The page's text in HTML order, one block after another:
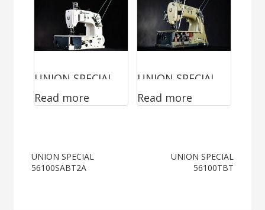
UNION SPECIAL
56100MBT
Read more
UNION SPECIAL
53800Z4068A
Read more
Post
UNION SPECIAL
56100SABT2A
UNION SPECIAL
56100TBT